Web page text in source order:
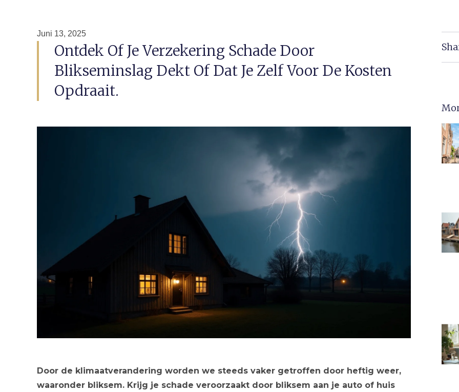
Juni 13, 2025
Ontdek Of Je Verzekering Schade Door
Blikseminslag Dekt Of Dat Je Zelf Voor De Kosten
Opdraait.
Door de klimaatverandering worden we steeds vaker getroffen door heftig weer,
waaronder bliksem. Krijg je schade veroorzaakt door bliksem aan je auto of huis